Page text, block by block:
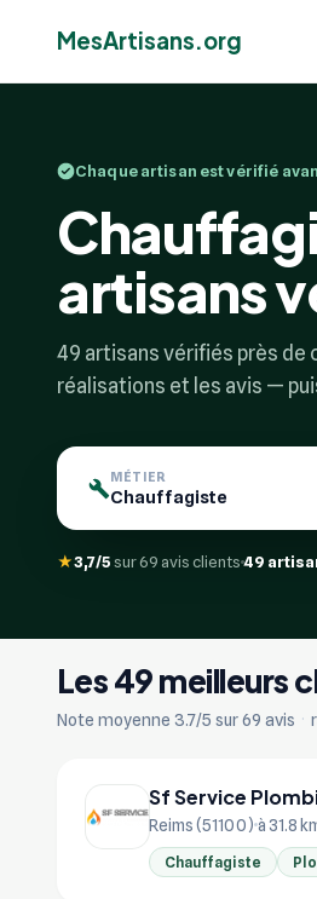
MesArtisans.org
Chaque artisan est vérifié
artisans
49 artisans vérifiés près de
réalisations et les avis —
MÉTIER
★3,7/5sur 69 avis clients 49
Les 49 meilleurs
Note moyenne 3.7/5 sur 69 avis ·
Sf Service
Reims (51100) à 31.8
Chauffagiste